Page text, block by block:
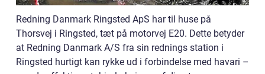
Redning Danmark Ringsted ApS har til huse på
Thorsvej i Ringsted, tæt på motorvej E20. Dette betyder
at Redning Danmark A/S fra sin rednings station i
Ringsted hurtigt kan rykke ud i forbindelse med havari –